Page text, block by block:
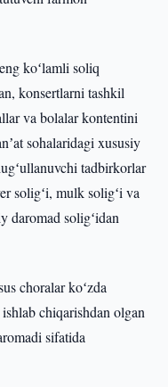
koʻlamli soliq
konsertlarni tashkil
va bolalar kontentini
sohalaridagi xususiy
tadbirkorlar
soligʻi, mulk soligʻi va
daromad soligʻidan
choralar koʻzda
chiqarishdan olgan
sifatida